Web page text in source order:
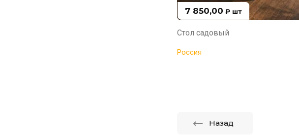
7 850,00 ₽ шт
Стол садовый
Россия
Назад